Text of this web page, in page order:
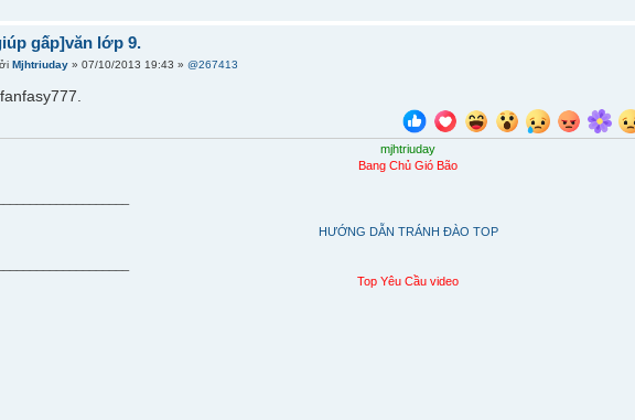
gấp]văn lớp 9.
Mjhtriuday » 07/10/2013 19:43 »@267413
mjhtriuday
Bang Chủ Gió Bão
HƯỚNG DẪN TRÁNH ĐÀO TOP
Top Yêu Cầu video